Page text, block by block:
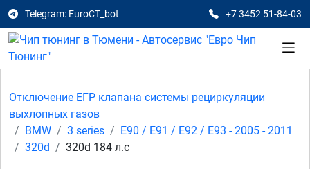
Telegram: EuroCT_bot +7 3452 51-84-03
Отключение ЕГР клапана системы рециркуляции
выхлопных газов
BMW
3 series
E90 / E91 / E92 / E93 - 2005 - 2011
320d
320d 184 л.с